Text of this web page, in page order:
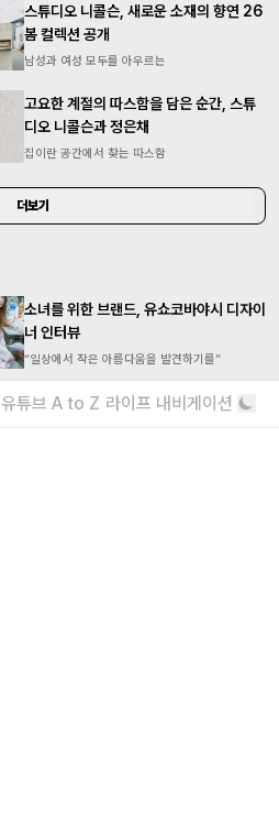
스튜디오 니콜슨, 새로운 소재의 향연 26
봄 컬렉션 공개
남성과 여성 모두를 아우르는
고요한 계절의 따스함을 담은 순간, 스튜
디오 니콜슨과 정은채
집이란 공간에서 찾는 따스함
더보기
소녀를 위한 브랜드, 유쇼코바야시 디자이
너 인터뷰
“일상에서 작은 아름다움을 발견하기를”
에디터가 요즘 끌리는 브랜드 6
보자마자 위시리스트행
유튜브 A to Z 라이프 내비게이션